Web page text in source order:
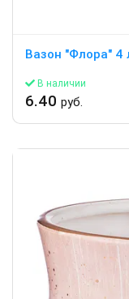
Вазон "Флора" 4
В наличии
6.40 руб.